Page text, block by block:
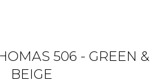
506 - GREEN &
BEIGE